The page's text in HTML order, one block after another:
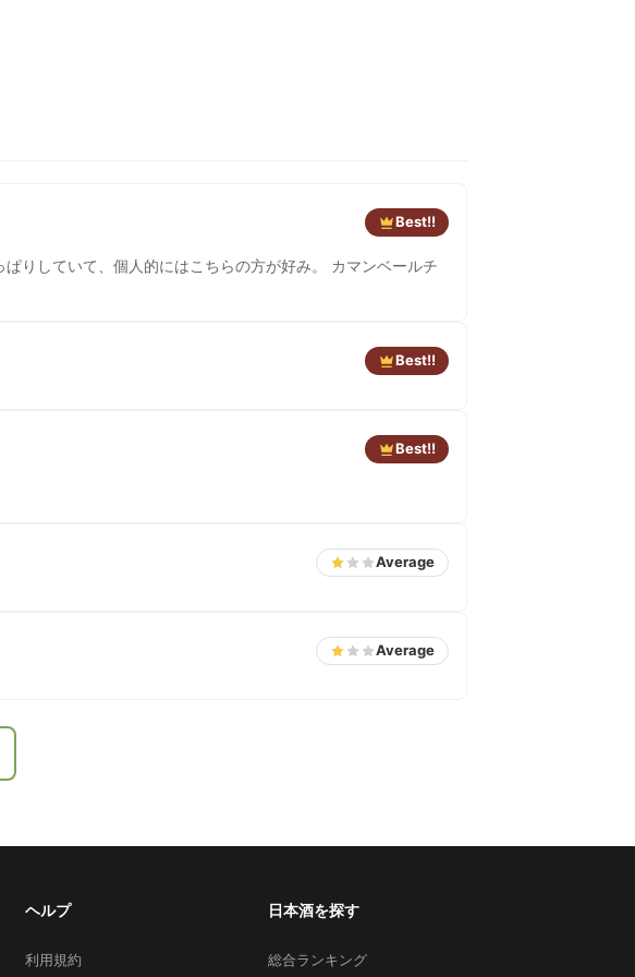
Best!!
りしていて、個人的にはこちらの方が好み。 カマンベールチ
Best!!
Best!!
Average
Average
ヘルプ
利用規約
日本酒を探す
総合ランキング